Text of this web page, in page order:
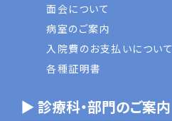
面会について
病室のご案内
入院費のお支払いについて
各種証明書
▶ 診療科・部門のご案内